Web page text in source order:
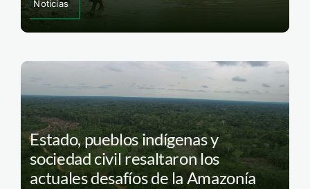
Noticias
Estado, pueblos indígenas y
sociedad civil resaltaron los
actuales desafíos de la Amazonía